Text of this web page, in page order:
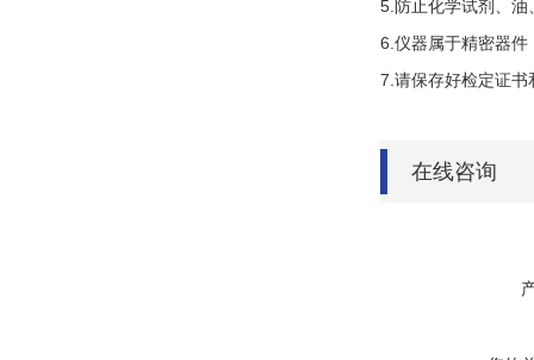
5. 防止化学试剂、
6. 仪器属于精密器件
7. 请保存好检定证书
在线咨询